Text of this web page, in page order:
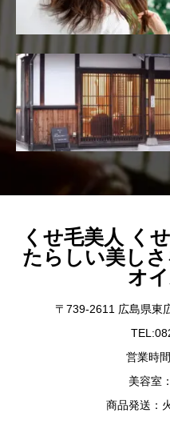
くせ毛美人 く
たらしい美し
オ
〒739-2611 広島県東
営業時
美容室
商品発送：